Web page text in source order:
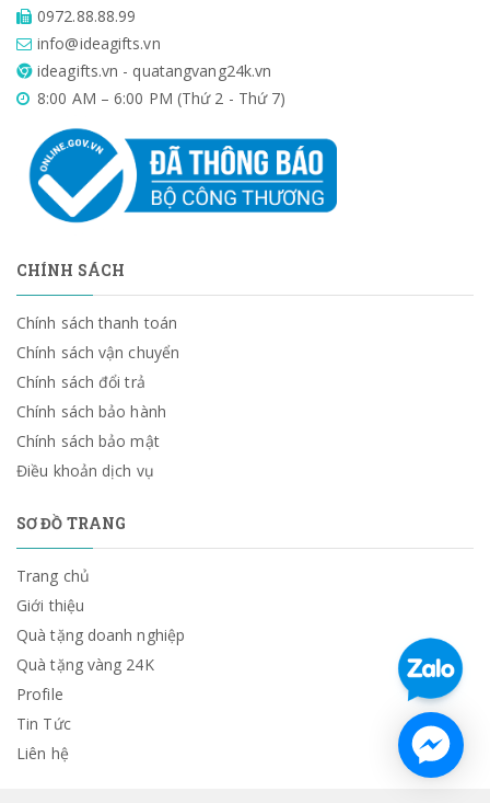
0972.88.88.99
info@ideagifts.vn
ideagifts.vn - quatangvang24k.vn
8:00 AM – 6:00 PM (Thứ 2 - Thứ 7)
CHÍNH SÁCH
Chính sách thanh toán
Chính sách vận chuyển
Chính sách đổi trả
Chính sách bảo hành
Chính sách bảo mật
Điều khoản dịch vụ
SƠ ĐỒ TRANG
Trang chủ
Giới thiệu
Quà tặng doanh nghiệp
Quà tặng vàng 24K
Profile
Tin Tức
Liên hệ